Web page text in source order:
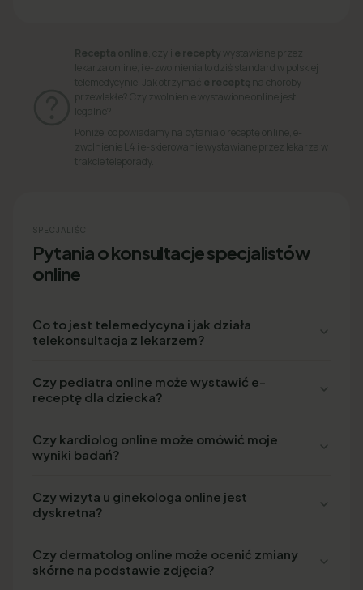
Recepta online , czyli e recepty wystawiane przez
lekarza online, i e-zwolnienia to dziś standard w polskiej
telemedycynie. Jak otrzymać e receptę na choroby
przewlekłe? Czy zwolnienie wystawione online jest
legalne?
Poniżej odpowiadamy na pytania o receptę online, e-
zwolnienie L4 i e-skierowanie wystawiane przez lekarza w
trakcie teleporady.
SPECJALIŚCI
Pytania o konsultacje specjalistów
online
Co to jest telemedycyna i jak działa
telekonsultacja z lekarzem?
Czy pediatra online może wystawić e-
receptę dla dziecka?
Czy kardiolog online może omówić moje
wyniki badań?
Czy wizyta u ginekologa online jest
dyskretna?
Czy dermatolog online może ocenić zmiany
skórne na podstawie zdjęcia?